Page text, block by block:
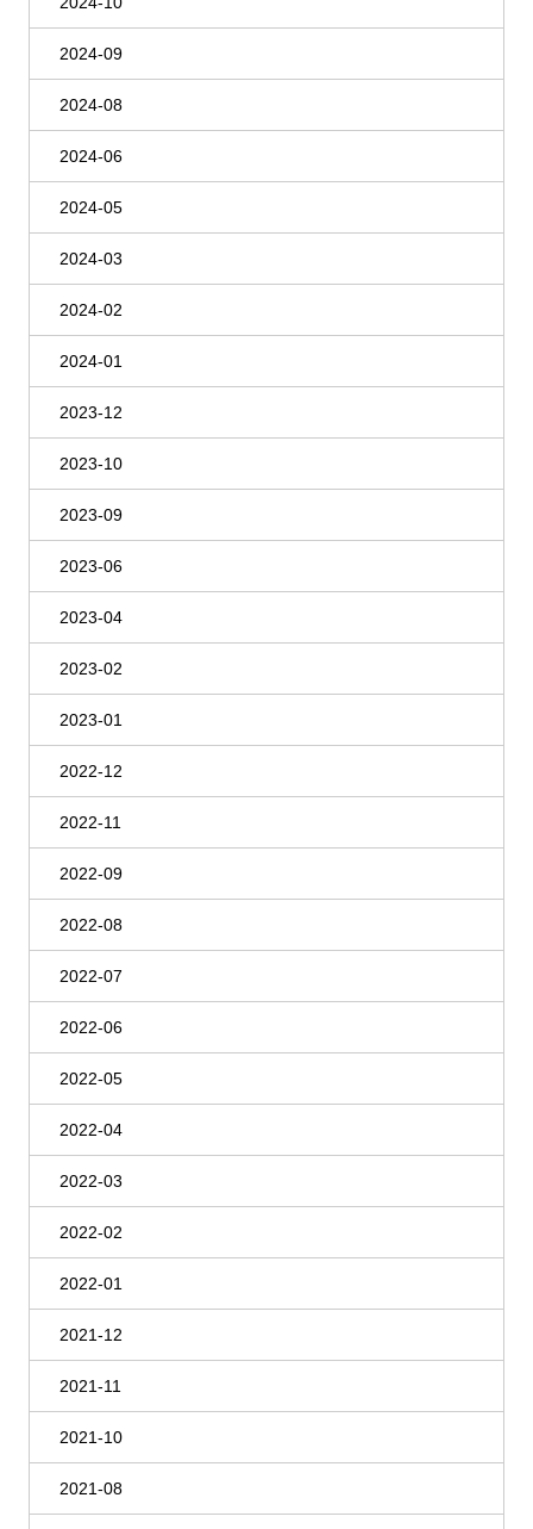
2024-09
2024-08
2024-06
2024-05
2024-03
2024-02
2024-01
2023-12
2023-10
2023-09
2023-06
2023-04
2023-02
2023-01
2022-12
2022-11
2022-09
2022-08
2022-07
2022-06
2022-05
2022-04
2022-03
2022-02
2022-01
2021-12
2021-11
2021-10
2021-08